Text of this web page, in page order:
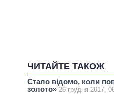
ЧИТАЙТЕ ТАКОЖ
Стало відомо, коли
золото» 26 грудня 2017,